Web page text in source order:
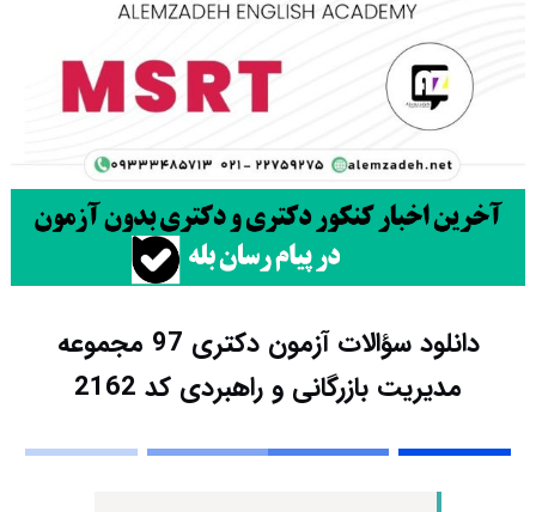
دانلود سؤالات آزمون دکتری 97 مجموعه
مدیریت بازرگانی و راهبردی کد 2162